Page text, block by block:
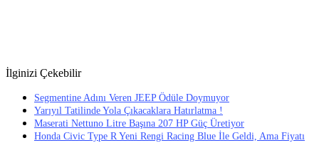
İlginizi Çekebilir
Segmentine Adını Veren JEEP Ödüle Doymuyor
Yarıyıl Tatilinde Yola Çıkacaklara Hatırlatma !
Maserati Nettuno Litre Başına 207 HP Güç Üretiyor
Honda Civic Type R Yeni Rengi Racing Blue İle Geldi, Ama Fiyatı